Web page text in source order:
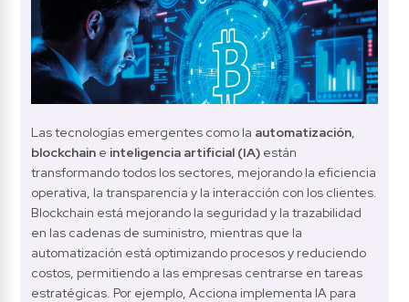
Las tecnologías emergentes como la automatización
blockchain e inteligencia artificial (IA) están
transformando todos los sectores, mejorando la eficiencia
operativa, la transparencia y la interacción con los clientes.
Blockchain está mejorando la seguridad y la trazabilidad
en las cadenas de suministro, mientras que la
automatización está optimizando procesos y reduciendo
costos, permitiendo a las empresas centrarse en tareas
estratégicas. Por ejemplo, Acciona implementa IA para